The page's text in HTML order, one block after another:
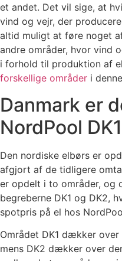
et andet. Det vil sige, at
vind og vejr, der
altid muligt at føre noget
andre områder, hvor vind
i forhold til produktion af
forskellige områder i
Danmark er
NordPool
Den nordiske elbørs er
afgjort af de tidligere
er opdelt i to områder, og
begreberne DK1 og DK2,
spotpris på el hos
Området DK1 dækker
mens DK2 dækker over